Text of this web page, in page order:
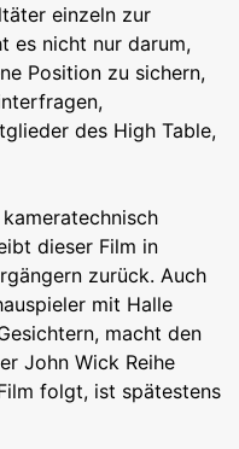
einzeln zur
es nicht nur darum,
Position zu sichern,
des High Table,
dieser Film in
zurück. Auch
mit Halle
macht den
John Wick Reihe
folgt, ist spätestens